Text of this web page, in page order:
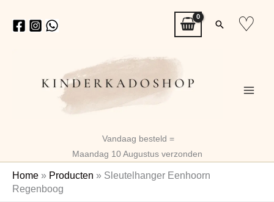
naar
Zoeken
♡
Vandaag besteld =
Maandag 10 Augustus verzonden
Home » Producten » Sleutelhanger Eenhoorn
Regenboog